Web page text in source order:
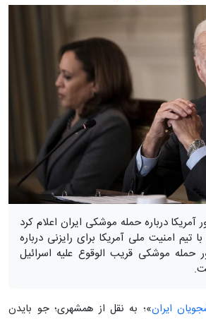
درباره حمله موشکی ایران اعلام کرد
تیم امنیت ملی آمریکا برای رایزنی درباره
حمله موشکی قریب الوقوع علیه اسرائیل
ایران»؛ به نقل از همشهری؛ جو بایدن